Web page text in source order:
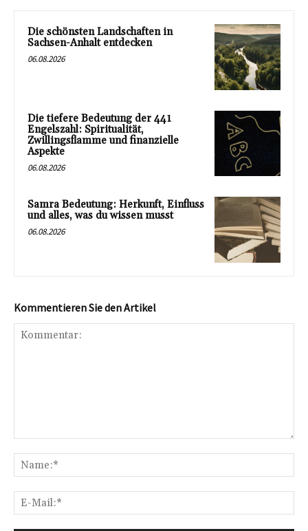
Die schönsten Landschaften in
Sachsen-Anhalt entdecken
06.08.2026
Die tiefere Bedeutung der 441
Engelszahl: Spiritualität,
Zwillingsflamme und finanzielle
Aspekte
06.08.2026
Samra Bedeutung: Herkunft, Einfluss
und alles, was du wissen musst
06.08.2026
Kommentieren Sie den Artikel